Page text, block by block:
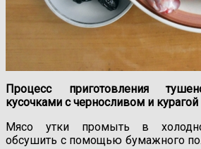
Процесс приготовления
кусочками с черносливом и курагой
Мясо утки промыть в
обсушить с помощью бумажного